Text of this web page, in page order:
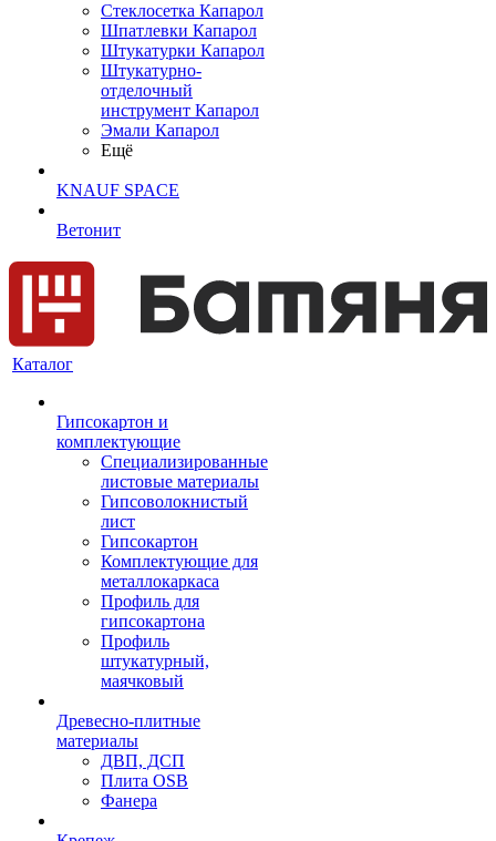
Cтеклосетка Капарол
Шпатлевки Капарол
Штукатурки Капарол
Штукатурно-
отделочный
инструмент Капарол
Эмали Капарол
Ещё
KNAUF SPACE
Ветонит
Каталог
Гипсокартон и
комплектующие
Специализированные
листовые материалы
Гипсоволокнистый
лист
Гипсокартон
Комплектующие для
металлокаркаса
Профиль для
гипсокартона
Профиль
штукатурный,
маячковый
Древесно-плитные
материалы
ДВП, ДСП
Плита OSB
Фанера